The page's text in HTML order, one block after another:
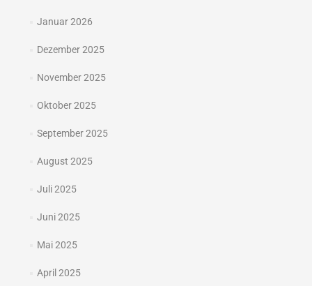
Januar 2026
Dezember 2025
November 2025
Oktober 2025
September 2025
August 2025
Juli 2025
Juni 2025
Mai 2025
April 2025